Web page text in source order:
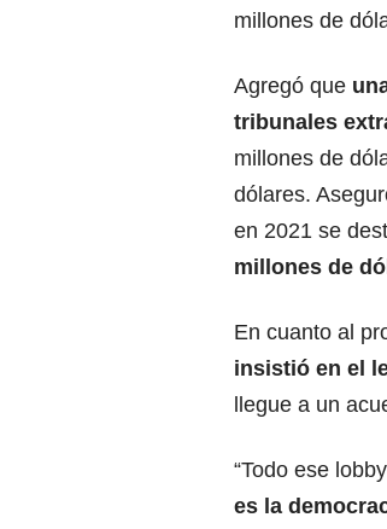
millones de
Agregó que
tribunales
millones de
dólares.
en 2021 se
millones de
En cuanto al
insistió en el
llegue a un
“Todo ese
es la